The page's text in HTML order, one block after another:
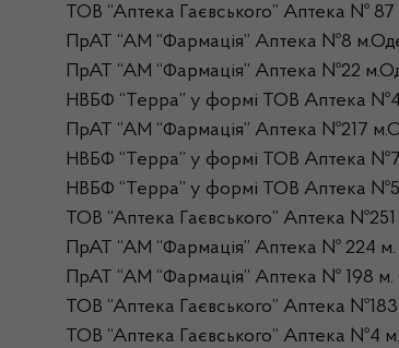
ТОВ “Аптека Гаєвського” Аптека №
ПрАТ “АМ “Фармація” Аптека №8
ПрАТ “АМ “Фармація” Аптека №22
НВБФ “Терра” у формі ТОВ Аптека
ПрАТ “АМ “Фармація” Аптека №217
НВБФ “Терра” у формі ТОВ Аптека
НВБФ “Терра” у формі ТОВ Аптека
ТОВ “Аптека Гаєвського” Аптека
ПрАТ “АМ “Фармація” Аптека № 224 м.
ПрАТ “АМ “Фармація” Аптека № 198 м.
ТОВ “Аптека Гаєвського” Аптека
ТОВ “Аптека Гаєвського” Аптека №4